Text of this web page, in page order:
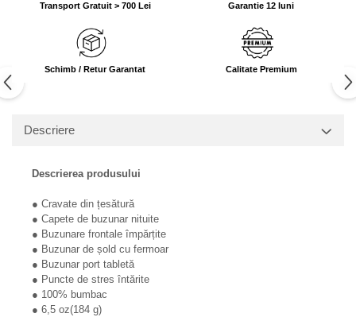
Transport Gratuit > 700 Lei Garantie 12 luni
Schimb / Retur Garantat Calitate Premium
Descriere
Descrierea produsului
● Cravate din țesătură
● Capete de buzunar nituite
● Buzunare frontale împărțite
● Buzunar de șold cu fermoar
● Buzunar port tabletă
● Puncte de stres întărite
● 100% bumbac
● 6,5 oz(184 g)